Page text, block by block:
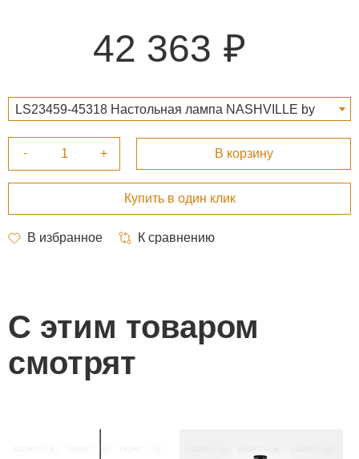
42 363
LS23459-45318 Настольная лампа NASHVILLE by
С этим товаром
смотрят